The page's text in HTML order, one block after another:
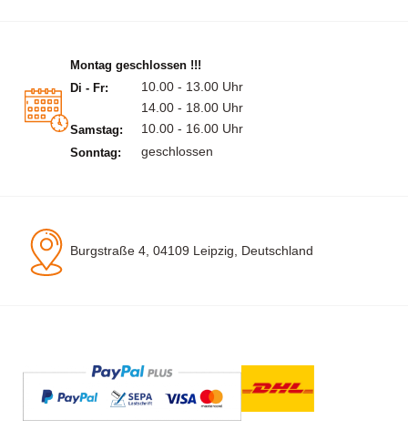
Montag geschlossen !!!
Di - Fr:
10.00 - 13.00 Uhr
14.00 - 18.00 Uhr
Samstag: 10.00 - 16.00 Uhr
Sonntag: geschlossen
Burgstraße 4, 04109 Leipzig, Deutschland